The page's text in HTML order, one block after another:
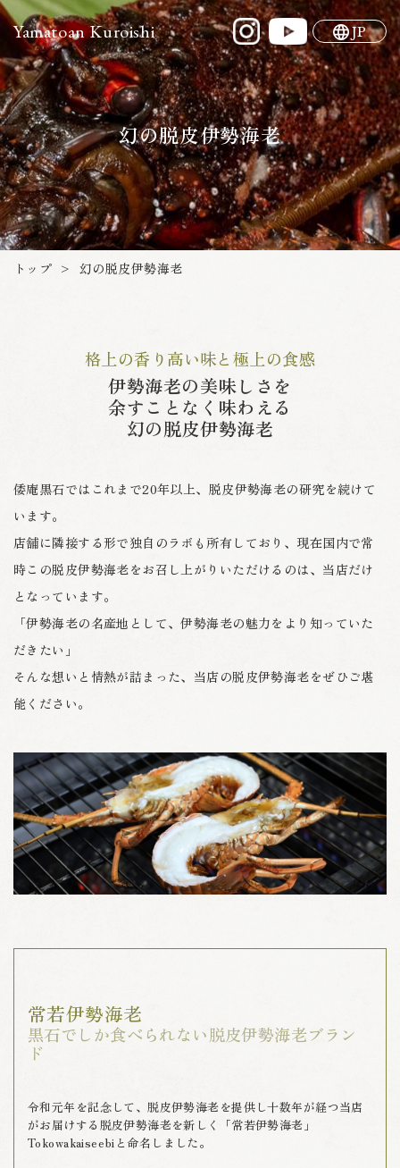
Yamatoan Kuroishi JP
幻の脱皮伊勢海老
トップ > 幻の脱皮伊勢海老
格上の香り高い味と極上の食感
伊勢海老の美味しさを
余すことなく味わえる
幻の脱皮伊勢海老
倭庵黒石ではこれまで20年以上、脱皮伊勢海老の研究を続けて
います。
店舗に隣接する形で独自のラボも所有しており、 現在国内で常
時この脱皮伊勢海老をお召し上がりいただけるのは、当店だけ
となっています。
「伊勢海老の名産地として、伊勢海老の魅力をより知っていた
だきたい」
そんな想いと情熱が詰まった、当店の脱皮伊勢海老をぜひご堪
能ください。
常若伊勢海老
黒石でしか食べられない脱皮伊勢海老ブラン
ド
令和元年を記念して、脱皮伊勢海老を提供し十数年が経つ当店
がお届けする脱皮伊勢海老を新しく「常若伊勢海老」
Tokowakaiseebiと命名しました。